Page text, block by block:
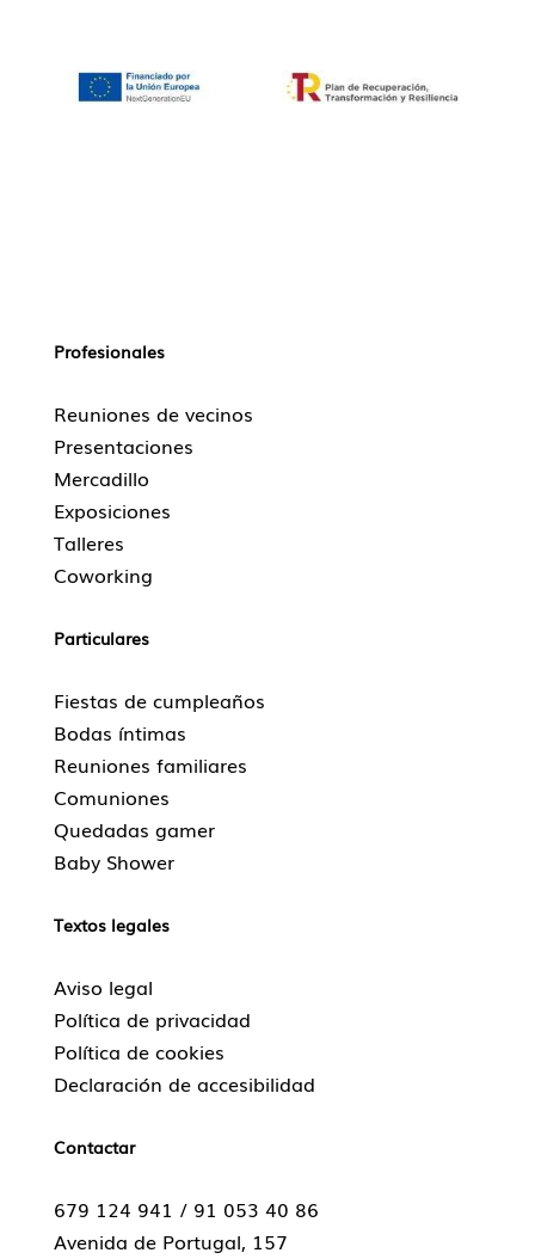
Profesionales
Reuniones de vecinos
Presentaciones
Mercadillo
Exposiciones
Talleres
Coworking
Particulares
Fiestas de cumpleaños
Bodas íntimas
Reuniones familiares
Comuniones
Quedadas gamer
Baby Shower
Textos legales
Aviso legal
Política de privacidad
Política de cookies
Declaración de accesibilidad
Contactar
679 124 941 / 91 053 40 86
Avenida de Portugal, 157